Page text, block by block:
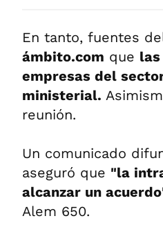
En tanto, fuentes
ámbito.com que las
empresas del
ministerial.
reunión.
Un comunicado
aseguró que "la
alcanzar un
Alem 650.